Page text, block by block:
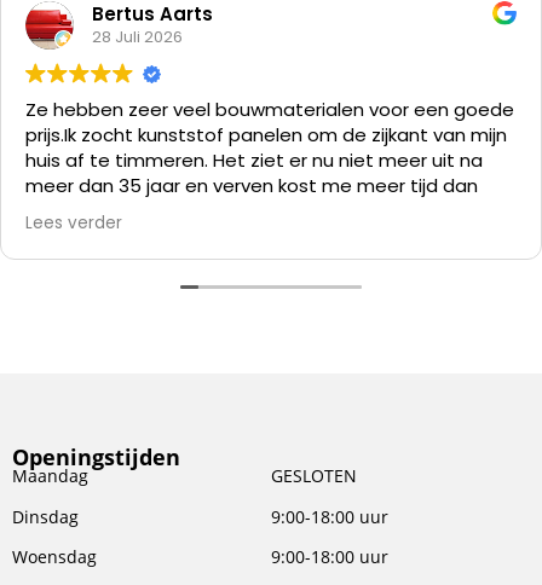
Bertus Aarts
28 Juli 2026
Ze hebben zeer veel bouwmaterialen voor een goede
prijs.Ik zocht kunststof panelen om de zijkant van mijn
huis af te timmeren. Het ziet er nu niet meer uit na
meer dan 35 jaar en verven kost me meer tijd dan
alles er af slopen en die kunststof panelen er op
zetten.
Lees verder
Openingstijden
Maandag
GESLOTEN
Dinsdag
9:00-18:00 uur
Woensdag
9:00-18:00 uur